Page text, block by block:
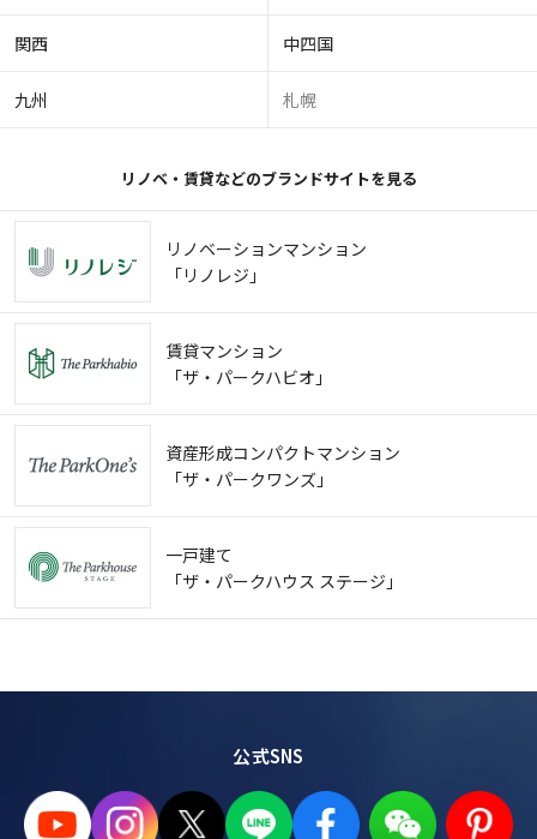
関西 中四国
九州 札幌
リノベ・賃貸などのブランドサイトを見る
リノベーションマンション
「リノレジ」
賃貸マンション
「ザ・パークハビオ」
資産形成コンパクトマンション
「ザ・パークワンズ」
一戸建て
「ザ・パークハウス ステージ」
公式SNS